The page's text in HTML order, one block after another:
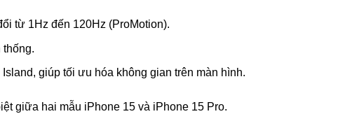
từ 1Hz đến 120Hz (ProMotion).
thống.
giúp tối ưu hóa không gian trên màn hình.
giữa hai mẫu iPhone 15 và iPhone 15 Pro.